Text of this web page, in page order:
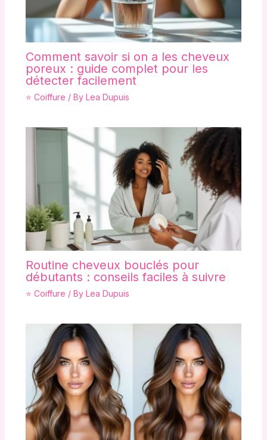
Comment savoir si on a les cheveux
poreux : guide complet pour les
détecter facilement
⭐ Coiffure / By Lea Dupuis
Routine cheveux bouclés pour
débutants : conseils faciles à suivre
⭐ Coiffure / By Lea Dupuis